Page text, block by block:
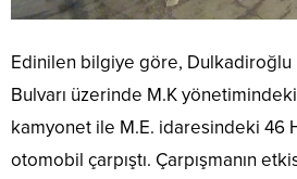
Edinilen bilgiye göre, Dulkadiroğlu
Bulvarı üzerinde M.K
kamyonet ile M.E. idaresindeki 46
otomobil çarpıştı. Çarpışmanın